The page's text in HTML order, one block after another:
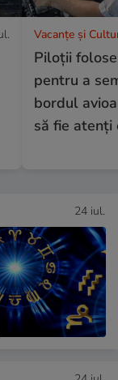
Vacanțe și
Piloții
pentru a
bordul
să fie atenți
24 iul.